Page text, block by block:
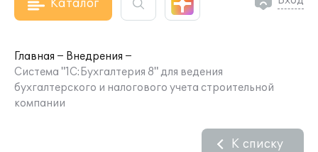
Каталог
Главная
Внедрения
Система "1С:Бухгалтерия 8" для ведения
бухгалтерского и налогового учета строительной
компании
К списку